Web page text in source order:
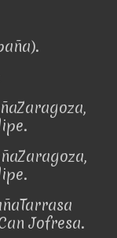
Jofresa.